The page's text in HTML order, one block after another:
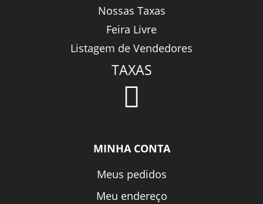
Nossas Taxas
Feira Livre
Listagem de Vendedores
TAXAS
MINHA CONTA
Meus pedidos
Meu endereço